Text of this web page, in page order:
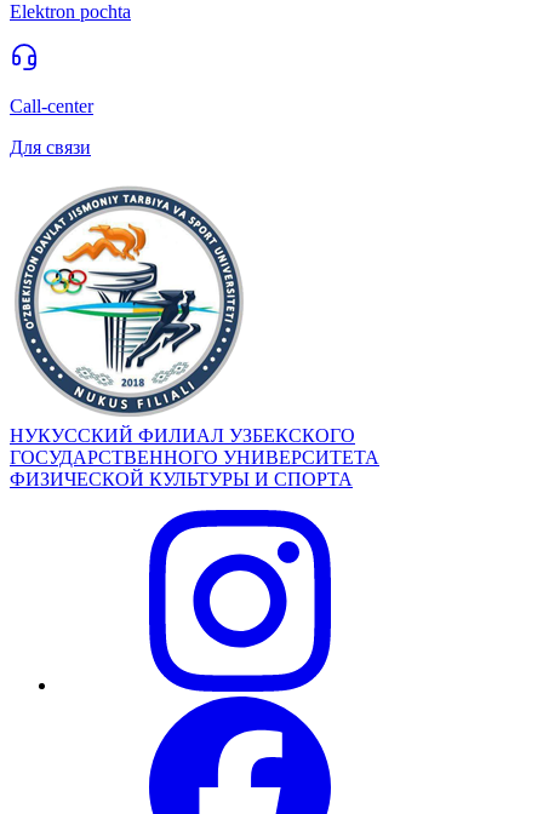
Elektron pochta
Call-center
Для связи
НУКУССКИЙ ФИЛИАЛ УЗБЕКСКОГО
ГОСУДАРСТВЕННОГО УНИВЕРСИТЕТА
ФИЗИЧЕСКОЙ КУЛЬТУРЫ И СПОРТА